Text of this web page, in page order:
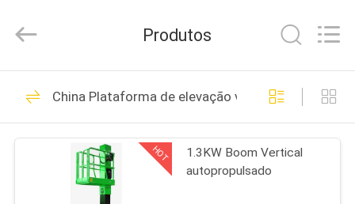
PARA
CASA
PRODUTOS
MACHINERY
Rights
Plataforma de
elevação hidráulica
115
Produtos
China Plataforma de elevação vertical
HOT
1.3KW Boom Vertical
autopropulsado